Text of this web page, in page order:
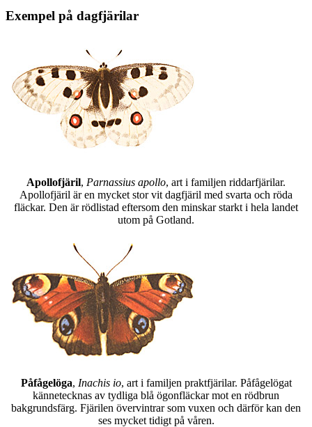
Exempel på dagfjärilar
Apollofjäril, Parnassius apollo, art i familjen riddarfjärilar.
Apollofjäril är en mycket stor vit dagfjäril med svarta och röda
fläckar. Den är rödlistad eftersom den minskar starkt i hela landet
utom på Gotland.
Påfågelöga, Inachis io, art i familjen praktfjärilar. Påfågelögat
kännetecknas av tydliga blå ögonfläckar mot en rödbrun
bakgrundsfärg. Fjärilen övervintrar som vuxen och därför kan den
ses mycket tidigt på våren.